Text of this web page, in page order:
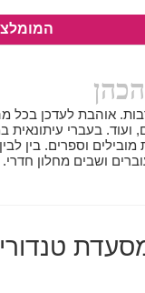
אוהבת לעדכן בכל
ועוד. בעברי
מובילים וספרים. בין
ושבים מחלון חדרי.